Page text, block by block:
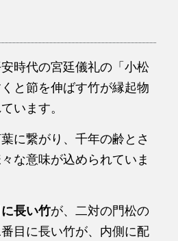
時代の宮廷儀礼の「小松
と節を伸ばす竹が縁起物
います。
に繋がり、千年の齢とさ
な意味が込められていま
長い竹が、二対の門松の
目に長い竹が、内側に配